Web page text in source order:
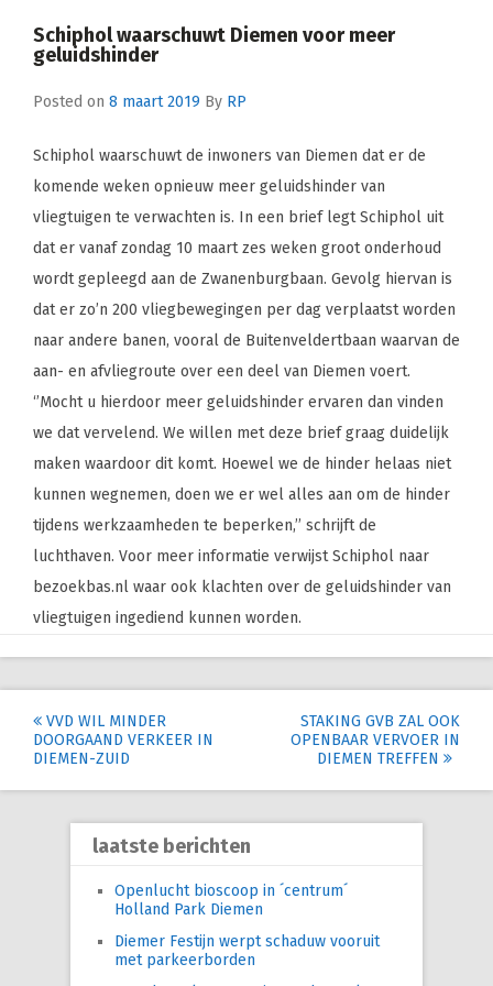
Schiphol waarschuwt Diemen voor meer
geluidshinder
Posted on 8 maart 2019 By RP
Schiphol waarschuwt de inwoners van Diemen dat er de
komende weken opnieuw meer geluidshinder van
vliegtuigen te verwachten is. In een brief legt Schiphol uit
dat er vanaf zondag 10 maart zes weken groot onderhoud
wordt gepleegd aan de Zwanenburgbaan. Gevolg hiervan is
dat er zo’n 200 vliegbewegingen per dag verplaatst worden
naar andere banen, vooral de Buitenveldertbaan waarvan de
aan- en afvliegroute over een deel van Diemen voert.
‘’Mocht u hierdoor meer geluidshinder ervaren dan vinden
we dat vervelend. We willen met deze brief graag duidelijk
maken waardoor dit komt. Hoewel we de hinder helaas niet
kunnen wegnemen, doen we er wel alles aan om de hinder
tijdens werkzaamheden te beperken,’’ schrijft de
luchthaven. Voor meer informatie verwijst Schiphol naar
bezoekbas.nl waar ook klachten over de geluidshinder van
vliegtuigen ingediend kunnen worden.
Post
navigation
VVD WIL MINDER
DOORGAAND VERKEER IN
DIEMEN-ZUID
STAKING GVB ZAL OOK
OPENBAAR VERVOER IN
DIEMEN TREFFEN
laatste berichten
Openlucht bioscoop in ´centrum´
Holland Park Diemen
Diemer Festijn werpt schaduw vooruit
met parkeerborden